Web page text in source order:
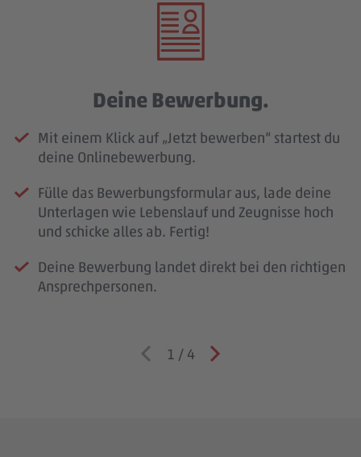
Deine Bewerbung.
Mit einem Klick auf „Jetzt bewerben“ startest du
deine Onlinebewerbung.
Fülle das Bewerbungsformular aus, lade deine
Unterlagen wie Lebenslauf und Zeugnisse hoch
und schicke alles ab. Fertig!
Deine Bewerbung landet direkt bei den richtigen
Ansprechpersonen.
1 / 4